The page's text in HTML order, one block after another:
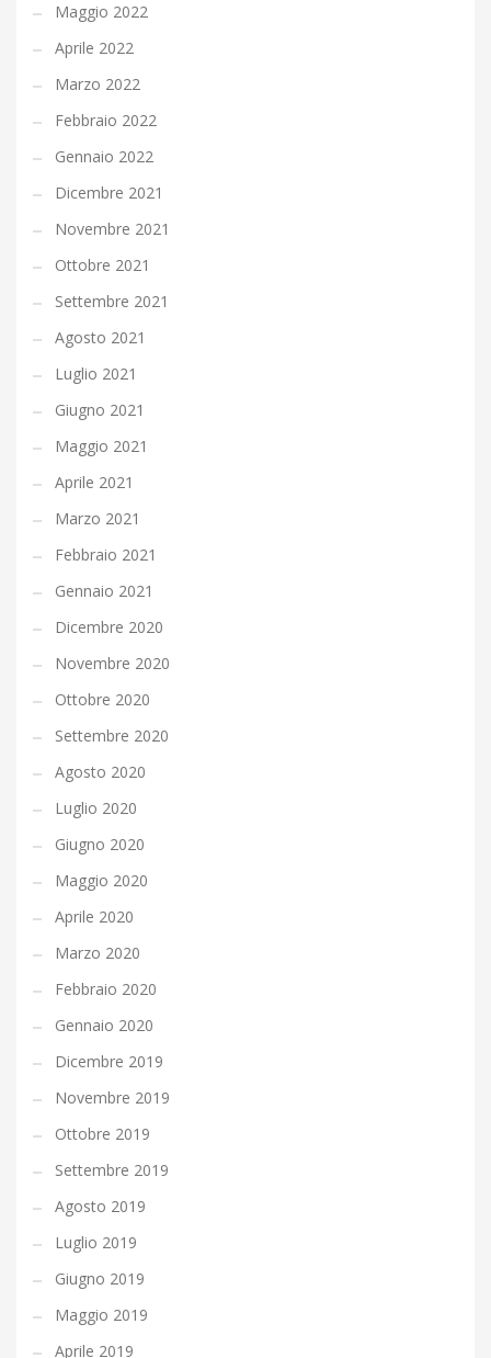
Maggio 2022
Aprile 2022
Marzo 2022
Febbraio 2022
Gennaio 2022
Dicembre 2021
Novembre 2021
Ottobre 2021
Settembre 2021
Agosto 2021
Luglio 2021
Giugno 2021
Maggio 2021
Aprile 2021
Marzo 2021
Febbraio 2021
Gennaio 2021
Dicembre 2020
Novembre 2020
Ottobre 2020
Settembre 2020
Agosto 2020
Luglio 2020
Giugno 2020
Maggio 2020
Aprile 2020
Marzo 2020
Febbraio 2020
Gennaio 2020
Dicembre 2019
Novembre 2019
Ottobre 2019
Settembre 2019
Agosto 2019
Luglio 2019
Giugno 2019
Maggio 2019
Aprile 2019